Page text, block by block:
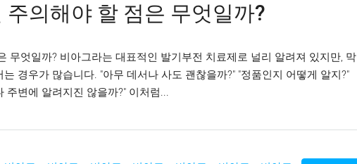
주의해야 할 점은 무엇일까?
무엇일까? 비아그라는 대표적인 발기부전 치료제로 널리 알려져 있지만, 막
경우가 많습니다. "아무 데서나 사도 괜찮을까?" "정품인지 어떻게 알지?"
주변에 알려지진 않을까?" 이처럼...